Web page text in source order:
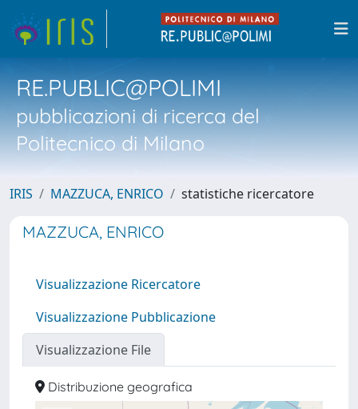
RE.PUBLIC@POLIMI
pubblicazioni di ricerca del
Politecnico di Milano
IRIS MAZZUCA, ENRICO statistiche ricercatore
MAZZUCA, ENRICO
Visualizzazione Ricercatore
Visualizzazione Pubblicazione
Visualizzazione File
Distribuzione geografica